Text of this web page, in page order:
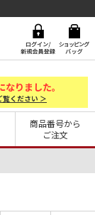
りました。
ください ＞
商品番号から
ご注文